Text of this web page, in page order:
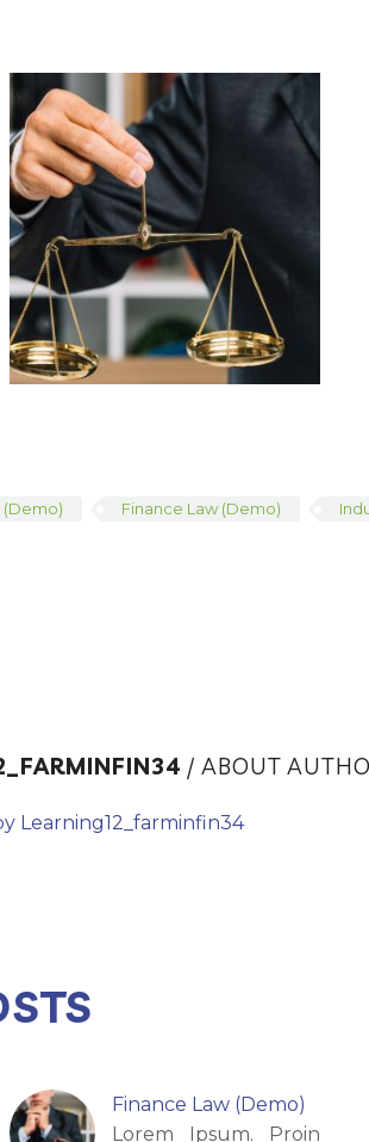
(Demo) Finance Law (Demo)
/ ABOUT
Learning12_farminfin34
Finance Law (Demo)
Lorem Ipsum. Proin